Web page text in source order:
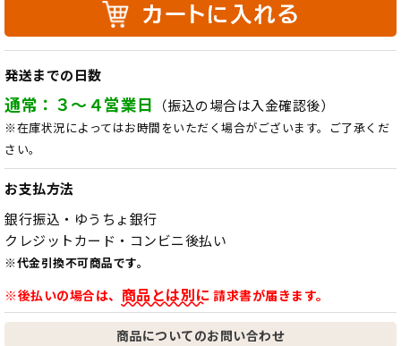
発送までの日数
通常：３～４営業日 （振込の場合は入金確認後）
※在庫状況によってはお時間をいただく場合がございます。ご了承くだ
さい。
お支払方法
銀行振込・ゆうちょ銀行
クレジットカード・コンビニ後払い
※代金引換不可商品です。
※後払いの場合は、 商品とは別に 請求書が届きます。
商品についてのお問い合わせ